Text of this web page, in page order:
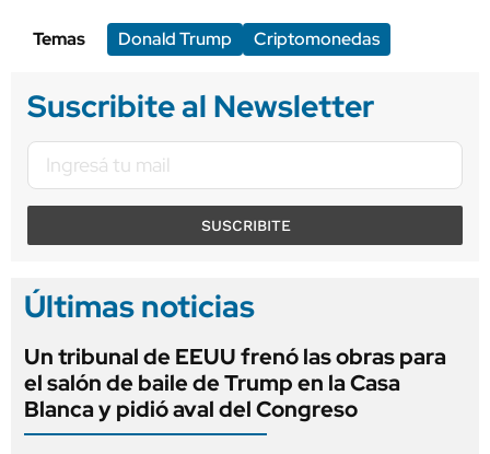
Temas Donald Trump Criptomonedas
Suscribite al Newsletter
SUSCRIBITE
Últimas noticias
Un tribunal de EEUU frenó las obras para
el salón de baile de Trump en la Casa
Blanca y pidió aval del Congreso